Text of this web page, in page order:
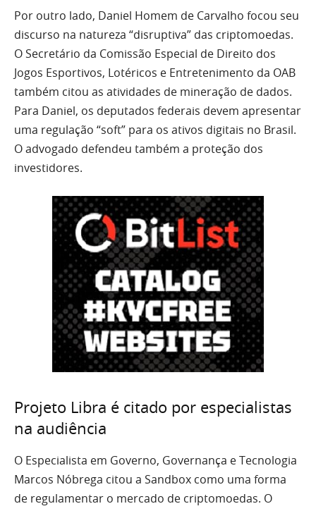
Por outro lado, Daniel Homem de Carvalho focou seu
discurso na natureza “disruptiva” das criptomoedas.
O Secretário da Comissão Especial de Direito dos
Jogos Esportivos, Lotéricos e Entretenimento da OAB
também citou as atividades de mineração de dados.
Para Daniel, os deputados federais devem apresentar
uma regulação “soft” para os ativos digitais no Brasil.
O advogado defendeu também a proteção dos
investidores.
Projeto Libra é citado por especialistas
na audiência
O Especialista em Governo, Governança e Tecnologia
Marcos Nóbrega citou a Sandbox como uma forma
de regulamentar o mercado de criptomoedas. O